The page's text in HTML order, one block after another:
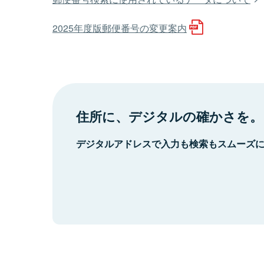
2025年度版郵便番号の変更案内
住所に、デジタルの確かさを。
デジタルアドレスで入力も検索もスムーズ